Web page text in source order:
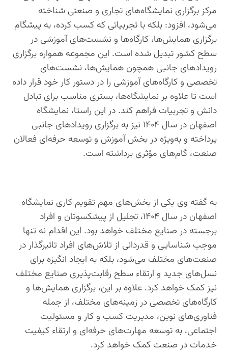
مرکز برگزاری نمایشگاه‌های تجاری و صنعتی شناخته
می‌شود، افزود: بلکه با تجربیاتی که کسب کرده، به پیشگام
برگزاری همایش‌ها، کارگاه‌ها و نشست‌های آموزشی در
سطح کشور تبدیل شده است. این مجموعه همواره برگزاری
رویدادهای جانبی همچون همایش‌ها، نشست‌های
تخصصی و کارگاه‌های آموزشی را در دستور کار خود قرار داده
است تا علاوه بر نمایشگاه‌ها، بستری مناسب برای تبادل
دانش و تجربیات فراهم کند. در این راستا، نمایشگاه
اصفهان در سال ۱۴۰۴ نیز به برگزاری رویدادهای جانبی
پرداخته و به‌ویژه در بخش آموزش و توسعه حرفه‌ای فعالان
صنعت، گام‌های مؤثری برداشته است.
به گفته وی یکی از بخش‌های مهم تقویم کاری نمایشگاه
اصفهان در سال ۱۴۰۴، تجلیل از پیشکسوتان و افراد
برجسته در صنایع مختلف خواهد بود. این اقدام نه تنها
موجب شناسایی و قدردانی از تلاش‌های افراد تاثیرگذار در
صنعت‌های مختلف می‌شود، بلکه به ایجاد انگیزه برای
نسل‌های جدید و ارتقاء سطح رقابت‌پذیری صنایع مختلف
نیز کمک خواهد کرد. علاوه بر این، برگزاری همایش‌ها و
کارگاه‌های تخصصی در زمینه‌های مختلف، از جمله
فناوری‌های نوین، مدیریت کسب و کار و مسئولیت
اجتماعی، به توسعه مهارت‌های حرفه‌ای و ارتقاء کیفیت
خدمات در صنعت کمک خواهد کرد.